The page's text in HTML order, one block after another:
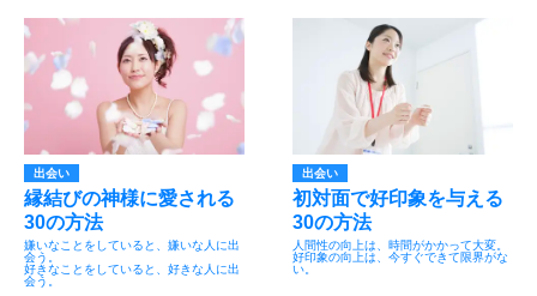
出会い
縁結びの神様に愛される
30の方法
嫌いなことをしていると、嫌いな人に出
会う。
好きなことをしていると、好きな人に出
会う。
出会い
初対面で好印象を与える
30の方法
人間性の向上は、時間がかかって大変。
好印象の向上は、今すぐできて限界がな
い。